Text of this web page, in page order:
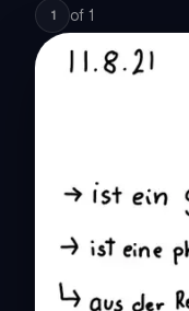
1 of 1